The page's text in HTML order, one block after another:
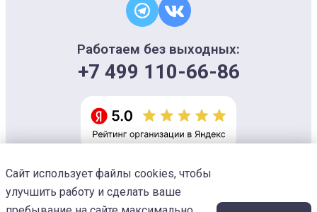
Работаем без выходных:
+7 499 110-66-86
Информация на сайте носит ознакомительный характер и не является
офертой, не может использоваться для постановки диагноза и плана
лечения
Изображения предоставленыDesigned by Freepik
Сайт использует файлы cookies, чтобы
улучшить работу и сделать ваше